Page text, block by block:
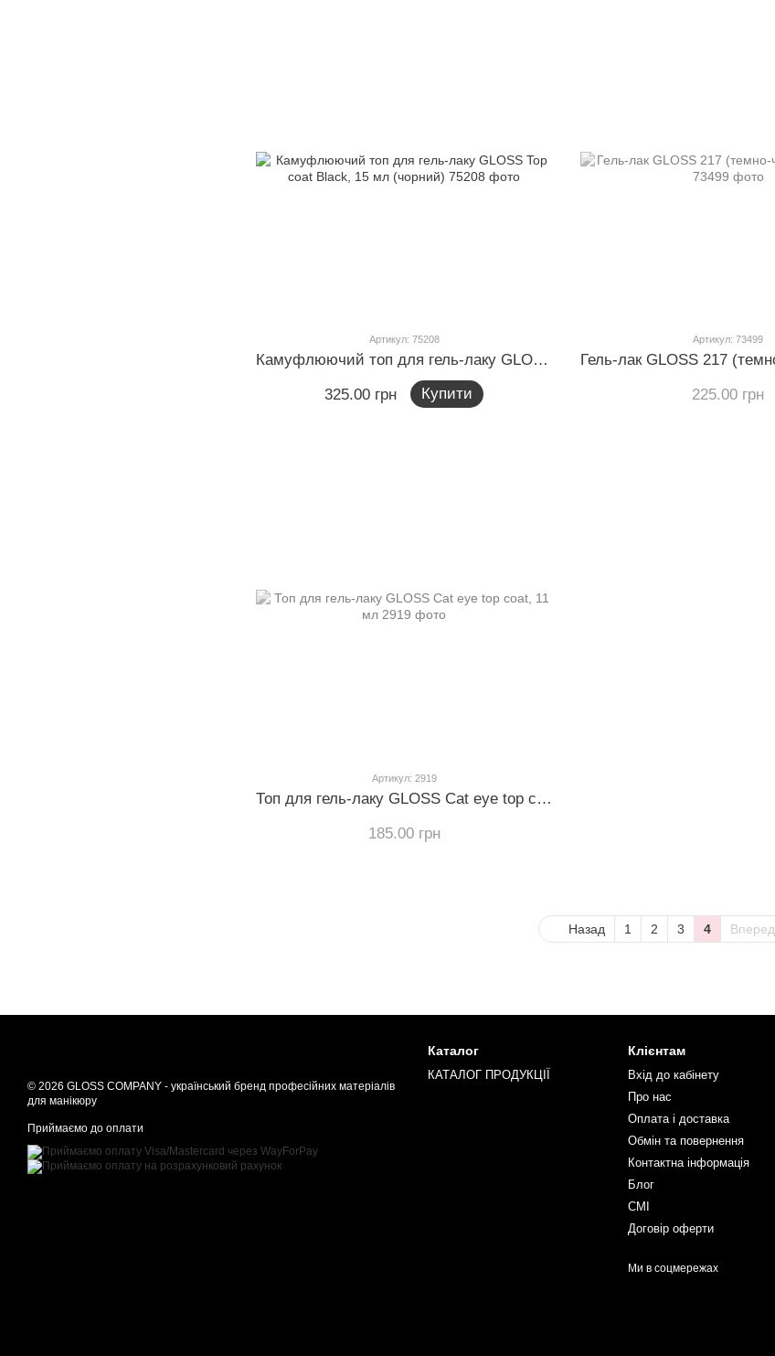
Артикул: 75208
Камуфлюючий топ для гель-лаку GLOSS Top coat Black, 15 мл (чорний)
325.00 грн
Купити
Артикул: 73499
225.00 грн
Артикул: 2919
Топ для гель-лаку GLOSS Cat eye top coat, 11 мл
185.00 грн
Назад 1 2 3 4 Вперед
© 2026 GLOSS COMPANY - український бренд професійних матеріалів
для манікюру
Приймаємо до оплати
Каталог
КАТАЛОГ ПРОДУКЦІЇ
Клієнтам
Вхід до кабінету
Про нас
Оплата і доставка
Обмін та повернення
Контактна інформація
Блог
СМІ
Договір оферти
Ми в соцмережах